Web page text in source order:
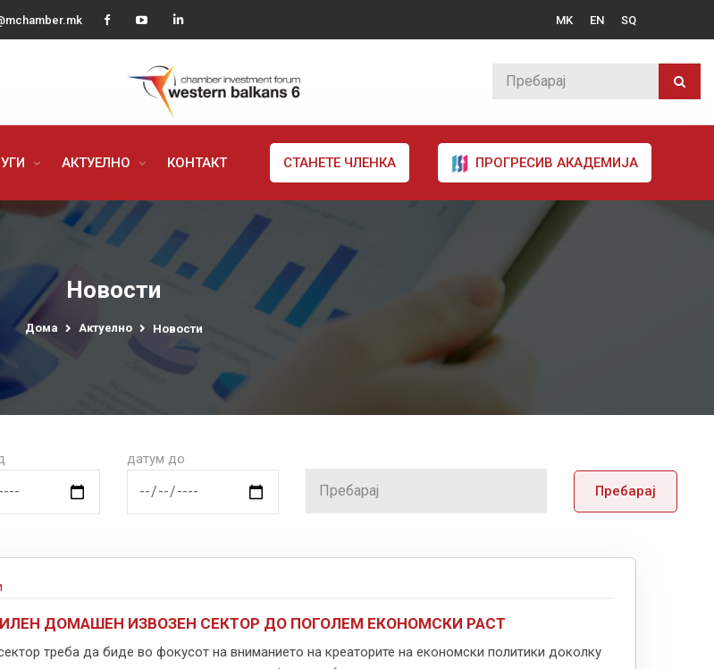
MK EN SQ
АКТУЕЛНО КОНТАКТ СТАНЕТЕ ЧЛЕНКА ПРОГРЕСИВ АКАДЕМИЈА
Новости
Дома Актуелно Новости
датум до
Пребарај
ДОМАШЕН ИЗВОЗЕН СЕКТОР ДО ПОГОЛЕМ ЕКОНОМСКИ РАСТ
треба да биде во фокусот на вниманието на креаторите на економски политики доколку